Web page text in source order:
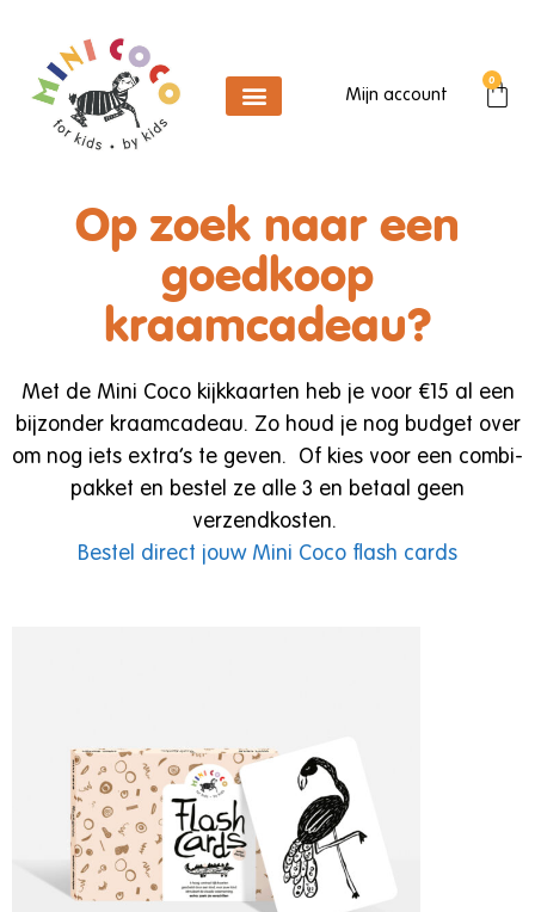
Mijn account
0
Op zoek naar een
goedkoop
kraamcadeau?
Met de Mini Coco kijkkaarten heb je voor €15 al een
bijzonder kraamcadeau. Zo houd je nog budget over
om nog iets extra’s te geven. Of kies voor een combi-
pakket en bestel ze alle 3 en betaal geen
verzendkosten.
Bestel direct jouw Mini Coco flash cards